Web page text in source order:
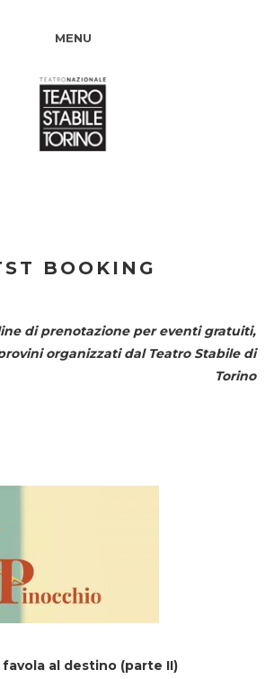
MENU
BOOKING
di prenotazione per eventi gratuiti,
organizzati dal Teatro Stabile di
Torino
al destino (parte II)